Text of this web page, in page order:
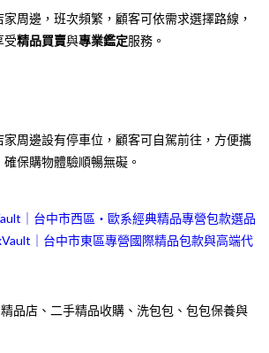
周邊，班次頻繁，顧客可依需求選擇路線，
受精品買賣與專業鑑定服務。
周邊設有停車位，顧客可自駕前往，方便攜
確保購物體驗順暢無礙。
｜台中市西區・歐系經典精品專營包款選品
｜台中市東區專營國際精品包款與高端代
品店、二手精品收購、洗包包、包包保養與